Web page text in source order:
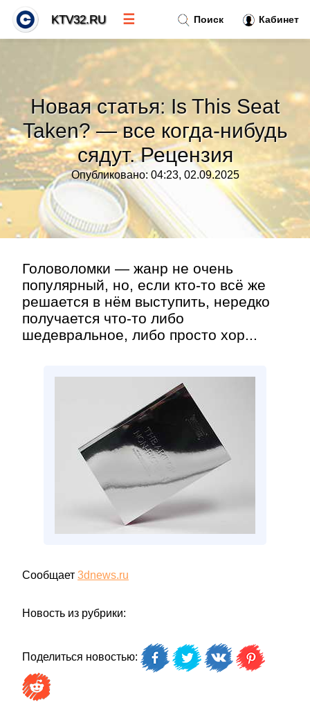
Новая статья: Is This Seat
Taken? — все когда-нибудь
сядут. Рецензия
Опубликовано: 04:23, 02.09.2025
Головоломки — жанр не очень
популярный, но, если кто-то всё же
решается в нём выступить, нередко
получается что-то либо
шедевральное, либо просто хор...
Сообщает 3dnews.ru
Новость из рубрики:
Поделиться новостью:
Поиск Кабинет
KTV32.RU ☰
Тренды новостей»
Рубрики»
Правила
Контакт»